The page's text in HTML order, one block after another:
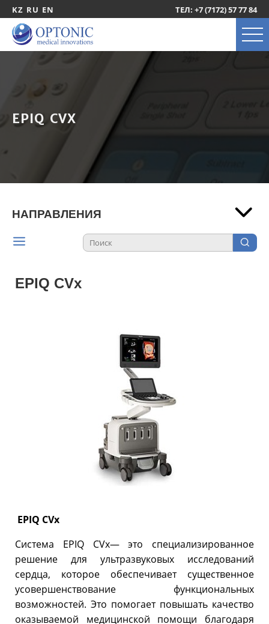
KZ RU EN ТЕЛ: +7 (7172) 57 77 84
EPIQ CVX
НАПРАВЛЕНИЯ
EPIQ CVx
EPIQ CVx
Система EPIQ CVx— это специализированное
решение для ультразвуковых исследований
сердца, которое обеспечивает существенное
усовершенствование функциональных
возможностей. Это помогает повышать качество
оказываемой медицинской помощи благодаря